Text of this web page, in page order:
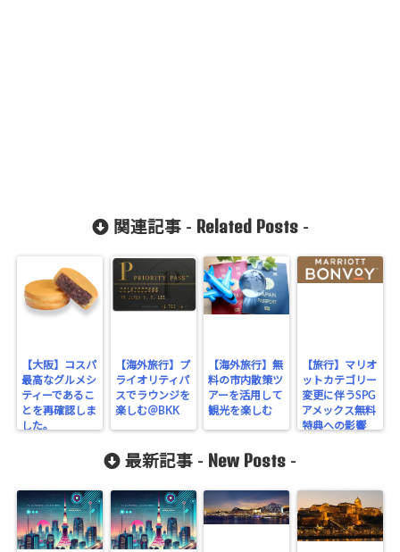
関連記事 - Related Posts-
【大阪】コスパ
最高なグルメシ
ティーであるこ
とを再確認しま
した。
【海外旅行】プ
ライオリティパ
スでラウンジを
楽しむ＠BKK
【海外旅行】無
料の市内散策ツ
アーを活用して
観光を楽しむ
【旅行】マリオ
ットカテゴリー
変更に伴うSPG
アメックス無料
特典への影響
最新記事 - New Posts -